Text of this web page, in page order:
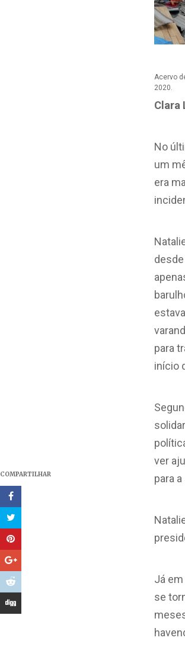
COMPARTILHAR
Acervo
2020.
Clara
No
um
era
para
início
ver
para a
Já
se